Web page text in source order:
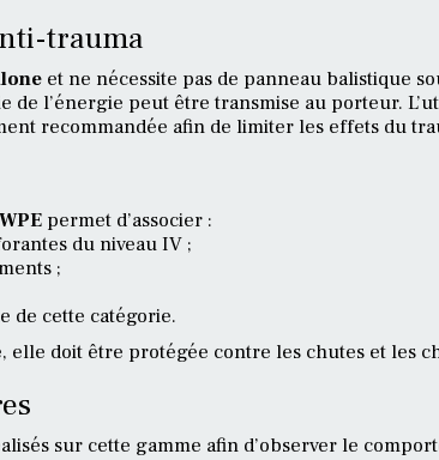
trauma
et ne nécessite pas de panneau balistique
l’énergie peut être transmise au porteur.
recommandée afin de limiter les effets du
permet d’associer :
du niveau IV ;
;
de cette catégorie.
doit être protégée contre les chutes et les
sur cette gamme afin d’observer le